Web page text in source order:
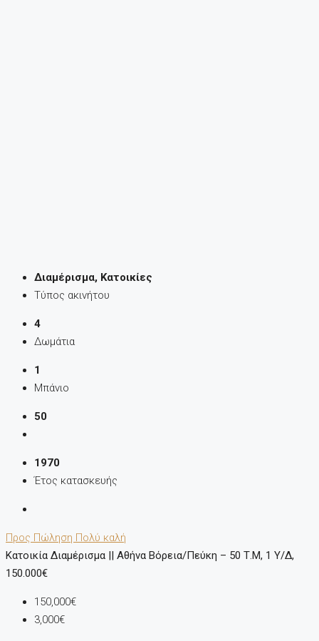
Διαμέρισμα, Κατοικίες
Τύπος ακινήτου
4
Δωμάτια
1
Μπάνιο
50
1970
Έτος κατασκευής
Προς Πώληση Πολύ καλή
Κατοικία Διαμέρισμα || Αθήνα Βόρεια/Πεύκη – 50 Τ.μ, 1 Υ/Δ,
150.000€
150,000€
3,000€